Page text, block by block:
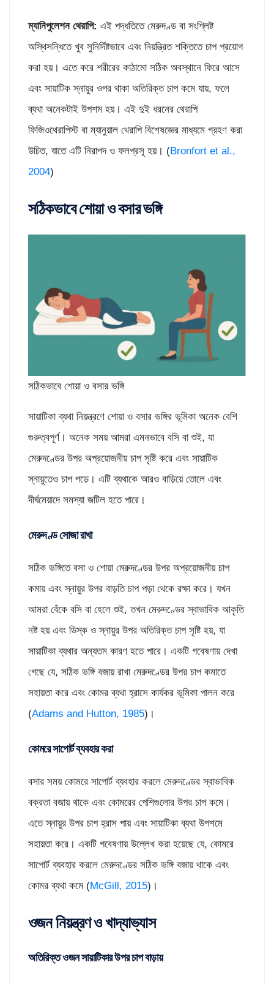
ম্যানিপুলেশন থেরাপি: এই পদ্ধতিতে মেরুদণ্ড বা সংশ্লিষ্ট
অস্থিসন্ধিতে খুব সুনির্দিষ্টভাবে এবং নিয়ন্ত্রিত শক্তিতে চাপ প্রয়োগ
করা হয়। এতে করে শরীরের কাঠামো সঠিক অবস্থানে ফিরে আসে
এবং সায়াটিক স্নায়ুর ওপর থাকা অতিরিক্ত চাপ কমে যায়, ফলে
ব্যথা অনেকটাই উপশম হয়। এই দুই ধরনের থেরাপি
ফিজিওথেরাপিস্ট বা ম্যানুয়াল থেরাপি বিশেষজ্ঞের মাধ্যমে গ্রহণ করা
উচিত, যাতে এটি নিরাপদ ও ফলপ্রসূ হয়। (Bronfort et al.,
2004)
সঠিকভাবে শোয়া ও বসার ভঙ্গি
সঠিকভাবে শোয়া ও বসার ভঙ্গি
সায়াটিকা ব্যথা নিয়ন্ত্রণে শোয়া ও বসার ভঙ্গির ভূমিকা অনেক বেশি
গুরুত্বপূর্ণ। অনেক সময় আমরা এমনভাবে বসি বা শুই, যা
মেরুদণ্ডের উপর অপ্রয়োজনীয় চাপ সৃষ্টি করে এবং সায়াটিক
স্নায়ুতেও চাপ পড়ে। এটি ব্যথাকে আরও বাড়িয়ে তোলে এবং
দীর্ঘমেয়াদে সমস্যা জটিল হতে পারে।
মেরুদণ্ড সোজা রাখা
সঠিক ভঙ্গিতে বসা ও শোয়া মেরুদণ্ডের উপর অপ্রয়োজনীয় চাপ
কমায় এবং স্নায়ুর উপর বাড়তি চাপ পড়া থেকে রক্ষা করে। যখন
আমরা বেঁকে বসি বা হেলে শুই, তখন মেরুদণ্ডের স্বাভাবিক আকৃতি
নষ্ট হয় এবং ডিস্ক ও স্নায়ুর উপর অতিরিক্ত চাপ সৃষ্টি হয়, যা
সায়াটিকা ব্যথার অন্যতম কারণ হতে পারে। একটি গবেষণায় দেখা
গেছে যে, সঠিক ভঙ্গি বজায় রাখা মেরুদণ্ডের উপর চাপ কমাতে
সহায়তা করে এবং কোমর ব্যথা হ্রাসে কার্যকর ভূমিকা পালন করে
(Adams and Hutton, 1985)।
কোমরে সাপোর্ট ব্যবহার করা
বসার সময় কোমরে সাপোর্ট ব্যবহার করলে মেরুদণ্ডের স্বাভাবিক
বক্রতা বজায় থাকে এবং কোমরের পেশিগুলোর উপর চাপ কমে।
এতে স্নায়ুর উপর চাপ হ্রাস পায় এবং সায়াটিকা ব্যথা উপশমে
সহায়তা করে। একটি গবেষণায় উল্লেখ করা হয়েছে যে, কোমরে
সাপোর্ট ব্যবহার করলে মেরুদণ্ডের সঠিক ভঙ্গি বজায় থাকে এবং
কোমর ব্যথা কমে (McGill, 2015)।
ওজন নিয়ন্ত্রণ ও খাদ্যাভ্যাস
অতিরিক্ত ওজন সায়াটিকার উপর চাপ বাড়ায়